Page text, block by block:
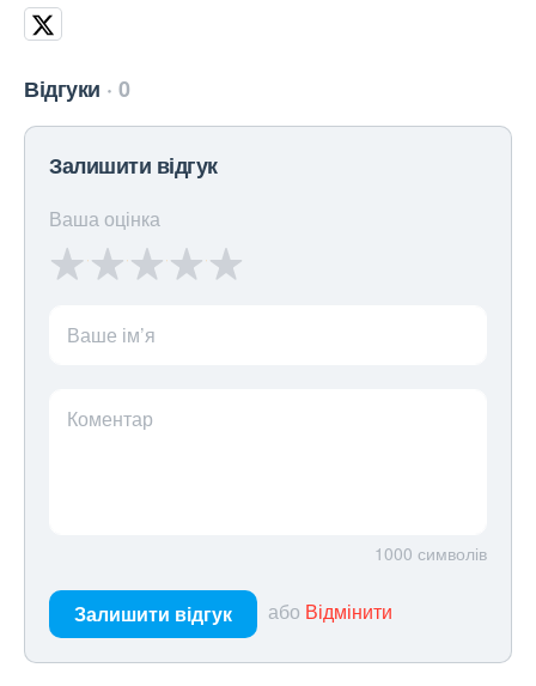
Відгуки 0
Залишити відгук
Ваша оцінка
Ваше ім’я
Коментар
1000 символів
Залишити відгук або Відмінити